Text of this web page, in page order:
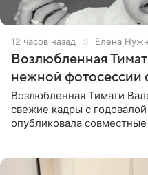
12 часов назад Елена
Возлюбленная
нежной фотосессии
Возлюбленная Тимати
свежие кадры с
опубликовала